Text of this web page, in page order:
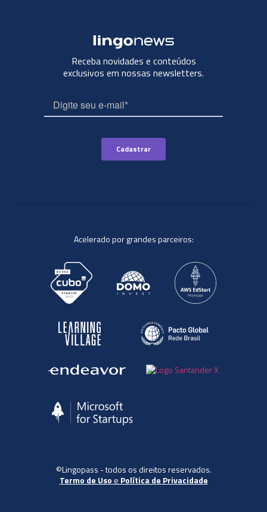
Receba novidades e conteúdos
exclusivos em nossas newsletters.
Acelerado por grandes parceiros:
©Lingopass - todos os direitos reservados.
Termo de Uso e Política de Privacidade